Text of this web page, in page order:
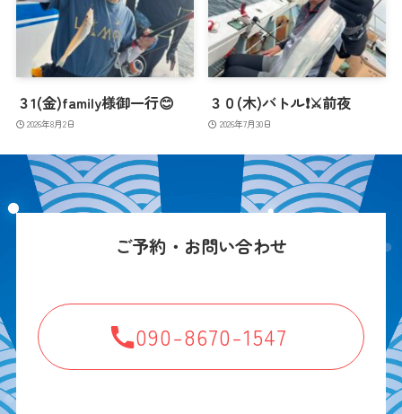
３1(金)family様御一行😊
2026年8月2日
３０(木)バトル❗️⚔️前夜
2026年7月30日
ご予約・お問い合わせ
090-8670-1547